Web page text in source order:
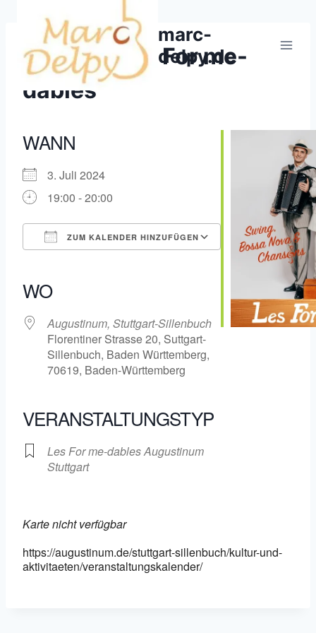
springen
marc-
delpy.de
Konzert/Les For me-
dables
WANN
3. Juli 2024
19:00 - 20:00
ZUM KALENDER HINZUFÜGEN
WO
Augustinum, Stuttgart-Sillenbuch
Florentiner Strasse 20, Suttgart-
Sillenbuch, Baden Württemberg,
70619, Baden-Württemberg
VERANSTALTUNGSTYP
Les For me-dables Augustinum
Stuttgart
Karte nicht verfügbar
https://augustinum.de/stuttgart-sillenbuch/kultur-und-
aktivitaeten/veranstaltungskalender/